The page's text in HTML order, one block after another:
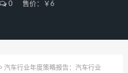
0 售价：￥6
汽车行业年度策略报告：汽车行业